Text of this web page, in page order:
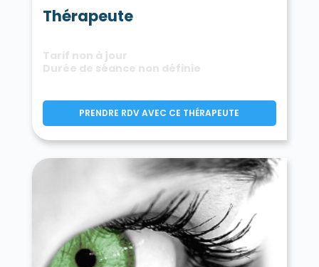
Thérapeute
Tarif non à jour
Durée de séance non définie
PRENDRE RDV AVEC CE THÉRAPEUTE